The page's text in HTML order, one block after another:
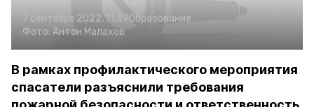
7 сентября 2022, 11:39Образование
Фото: Антон Малахов
В рамках профилактического мероприятия
спасатели разъяснили требования